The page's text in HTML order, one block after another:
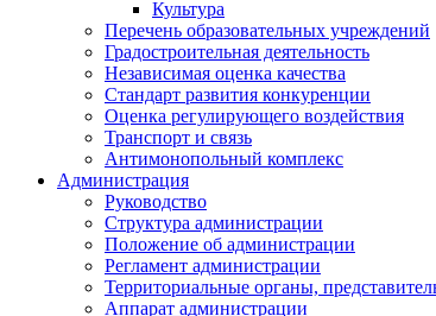
Культура
Перечень образовательных учреждений
Градостроительная деятельность
Независимая оценка качества
Стандарт развития конкуренции
Оценка регулирующего воздействия
Транспорт и связь
Антимонопольный комплекс
Администрация
Руководство
Структура администрации
Положение об администрации
Регламент администрации
Территориальные органы,
Аппарат администрации